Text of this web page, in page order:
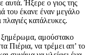
αυτά. Ήξερε ο γιος της
του έκανε έναν μεγάλο
κατάλευκες.
ξημέρωμα, αμούστακο
Πιέρια, να τρέμει απ’ το